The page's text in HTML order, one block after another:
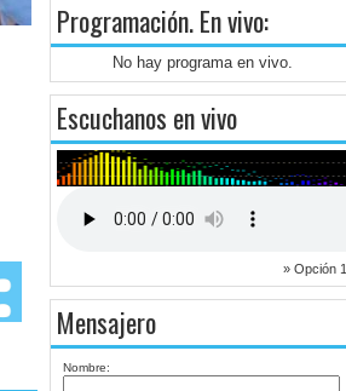
Programación. En vivo:
No hay programa en vivo.
Escuchanos en vivo
» Opción 1
Mensajero
Nombre: